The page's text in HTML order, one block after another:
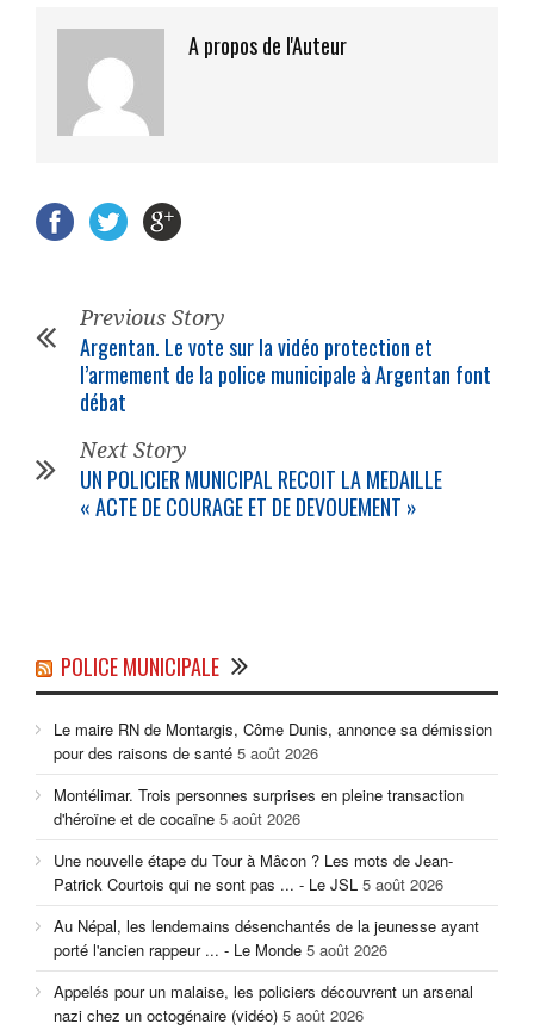
A propos de l'Auteur
Previous Story
Argentan. Le vote sur la vidéo protection et
l’armement de la police municipale à Argentan font
débat
Next Story
UN POLICIER MUNICIPAL RECOIT LA MEDAILLE
« ACTE DE COURAGE ET DE DEVOUEMENT »
POLICE MUNICIPALE
Le maire RN de Montargis, Côme Dunis, annonce sa démission
pour des raisons de santé 5 août 2026
Montélimar. Trois personnes surprises en pleine transaction
d'héroïne et de cocaïne 5 août 2026
Une nouvelle étape du Tour à Mâcon ? Les mots de Jean-
Patrick Courtois qui ne sont pas ... - Le JSL 5 août 2026
Au Népal, les lendemains désenchantés de la jeunesse ayant
porté l'ancien rappeur ... - Le Monde 5 août 2026
Appelés pour un malaise, les policiers découvrent un arsenal
nazi chez un octogénaire (vidéo) 5 août 2026